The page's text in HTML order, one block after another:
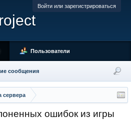
Войти или зарегистрироваться
сервера
ошибок из игры
сообщения
Пользователи